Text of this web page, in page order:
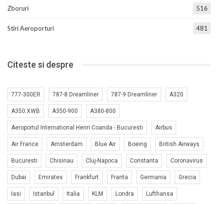
Zboruri 516
Stiri Aeroporturi 481
Citeste si despre
777-300ER 787-8 Dreamliner 787-9 Dreamliner A320
A350 XWB A350-900 A380-800
Aeroportul International Henri Coanda - Bucuresti Airbus
Air France Amsterdam Blue Air Boeing British Airways
Bucuresti Chisinau Cluj-Napoca Constanta Coronavirus
Dubai Emirates Frankfurt Franta Germania Grecia
Iasi Istanbul Italia KLM Londra Lufthansa